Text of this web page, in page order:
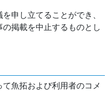
申し立てることができ、
掲載を中止するものとし
魚拓および利用者のコメ